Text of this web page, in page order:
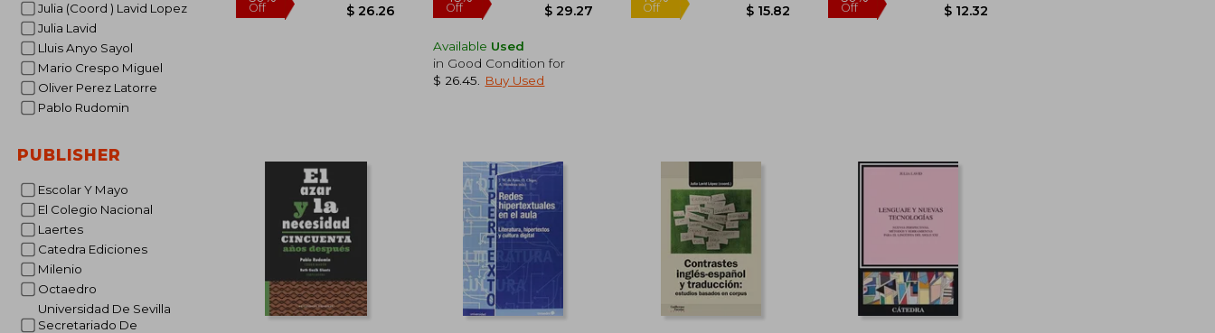
Julia (Coord ) Lavid Lopez
Julia Lavid
Lluis Anyo Sayol
Mario Crespo Miguel
Oliver Perez Latorre
Pablo Rudomin
PUBLISHER
Escolar Y Mayo
El Colegio Nacional
Laertes
Catedra Ediciones
Milenio
Octaedro
Universidad De Sevilla
Secretariado De
$ 52.52
$ 26.26
45%
Off
Available Used
in Good Condition for
$ 26.45
Buy Used